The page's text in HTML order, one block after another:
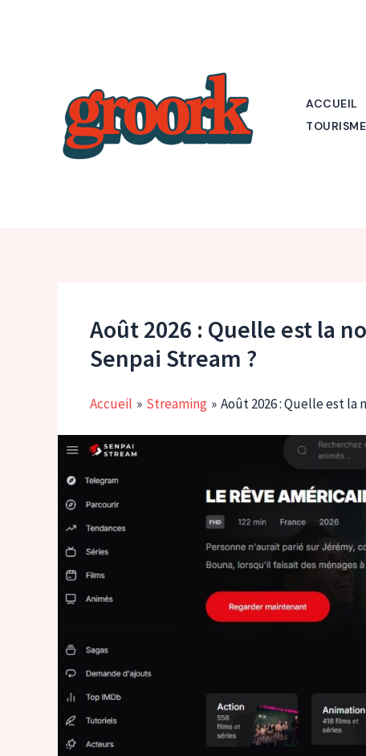
ACCUEIL
TOURISME
Août 2026 : Quelle est la
Senpai Stream ?
Accueil Streaming Août 2026 : Quelle est